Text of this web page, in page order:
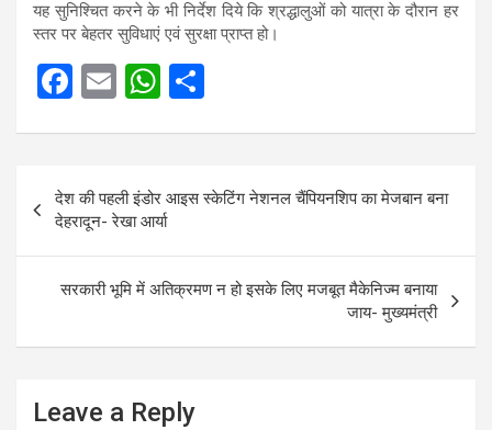
यह सुनिश्चित करने के भी निर्देश दिये कि श्रद्धालुओं को यात्रा के दौरान हर
स्तर पर बेहतर सुविधाएं एवं सुरक्षा प्राप्त हो।
F
b
o
o
k
E
W
s
A
p
p
e
Post
navigation
देश की पहली इंडोर आइस स्केटिंग नेशनल चैंपियनशिप का मेजबान बना
देहरादून- रेखा आर्या
सरकारी भूमि में अतिक्रमण न हो इसके लिए मजबूत मैकेनिज्म बनाया
जाय- मुख्यमंत्री
Leave a Reply